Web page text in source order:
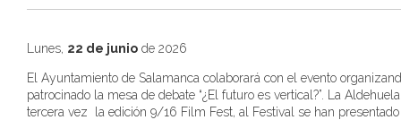
Lunes, 22 de junio de 2026
El Ayuntamiento de Salamanca colaborará con el evento
patrocinado la mesa de debate “¿El futuro es vertical?”. La
tercera vez la edición 9/16 Film Fest, al Festival se han